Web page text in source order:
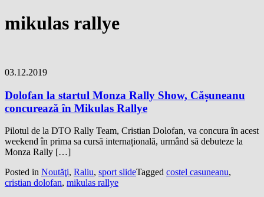
mikulas rallye
03.12.2019
Dolofan la startul Monza Rally Show, Cășuneanu
concurează în Mikulas Rallye
Pilotul de la DTO Rally Team, Cristian Dolofan, va concura în acest
weekend în prima sa cursă internațională, urmând să debuteze la
Monza Rally […]
Posted in Noutăţi, Raliu, sport slideTagged costel casuneanu,
cristian dolofan, mikulas rallye